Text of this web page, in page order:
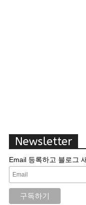
Newsletter
Email 등록하고 블로그